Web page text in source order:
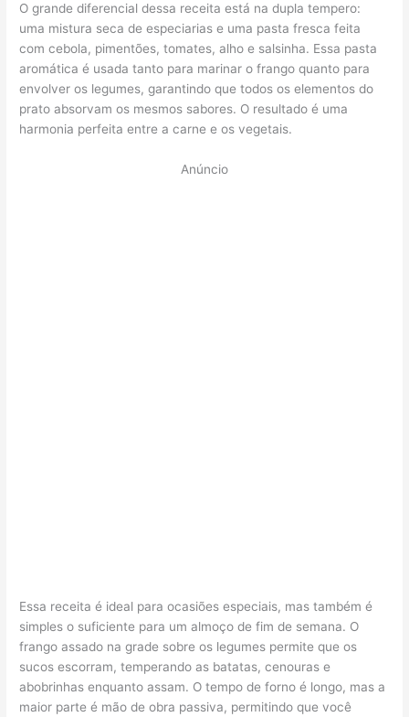
O grande diferencial dessa receita está na dupla tempero:
uma mistura seca de especiarias e uma pasta fresca feita
com cebola, pimentões, tomates, alho e salsinha. Essa pasta
aromática é usada tanto para marinar o frango quanto para
envolver os legumes, garantindo que todos os elementos do
prato absorvam os mesmos sabores. O resultado é uma
harmonia perfeita entre a carne e os vegetais.
Anúncio
Essa receita é ideal para ocasiões especiais, mas também é
simples o suficiente para um almoço de fim de semana. O
frango assado na grade sobre os legumes permite que os
sucos escorram, temperando as batatas, cenouras e
abobrinhas enquanto assam. O tempo de forno é longo, mas a
maior parte é mão de obra passiva, permitindo que você